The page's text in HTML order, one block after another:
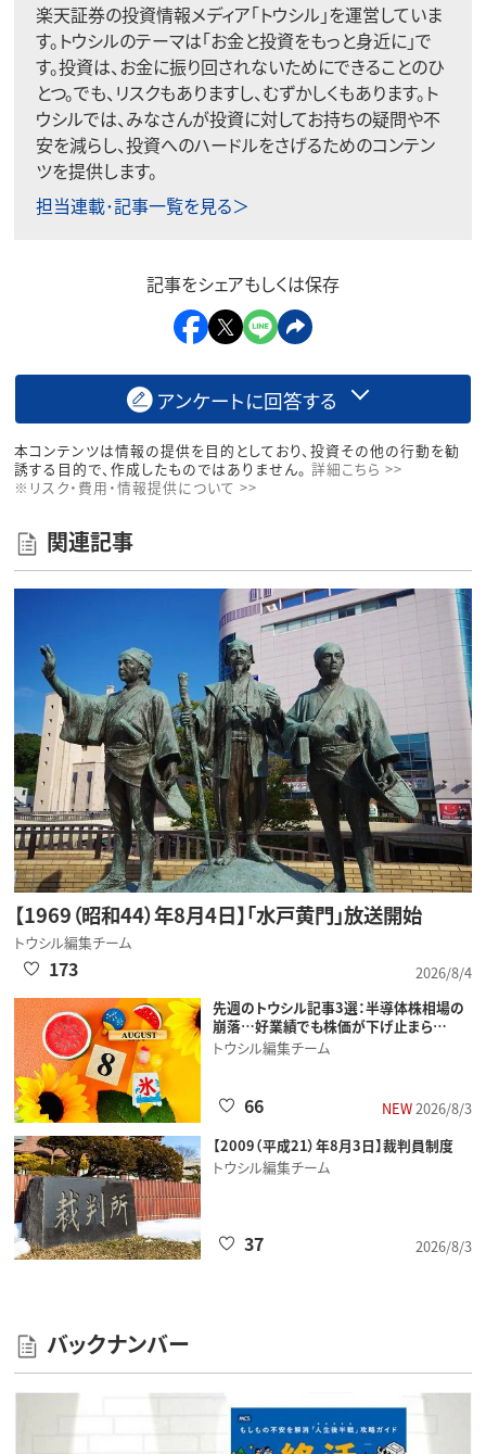
楽天証券の投資情報メディア「トウシル」を運営していま
す。トウシルのテーマは「お金と投資をもっと身近に」で
す。投資は、お金に振り回されないためにできることのひ
とつ。でも、リスクもありますし、むずかしくもあります。ト
ウシルでは、みなさんが投資に対してお持ちの疑問や不
安を減らし、投資へのハードルをさげるためのコンテン
ツを提供します。
担当連載･記事一覧を見る＞
記事をシェアもしくは保存
アンケートに回答する
本コンテンツは情報の提供を目的としており、投資その他の行動を勧
誘する目的で、作成したものではありません。 詳細こちら >>
※リスク・費用・情報提供について >>
関連記事
【1969（昭和44）年8月4日】「水戸黄門」放送開始
トウシル編集チーム
2026/8/4
173
先週のトウシル記事3選：半導体株相場の
崩落…好業績でも株価が下げ止まら…
トウシル編集チーム
NEW2026/8/3
66
【2009（平成21）年8月3日】裁判員制度
トウシル編集チーム
2026/8/3
37
バックナンバー